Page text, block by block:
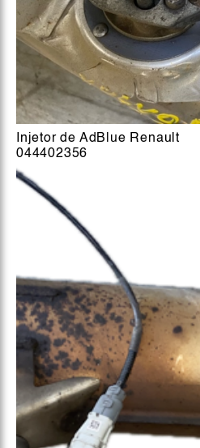
Injetor de AdBlue Renault
044402356